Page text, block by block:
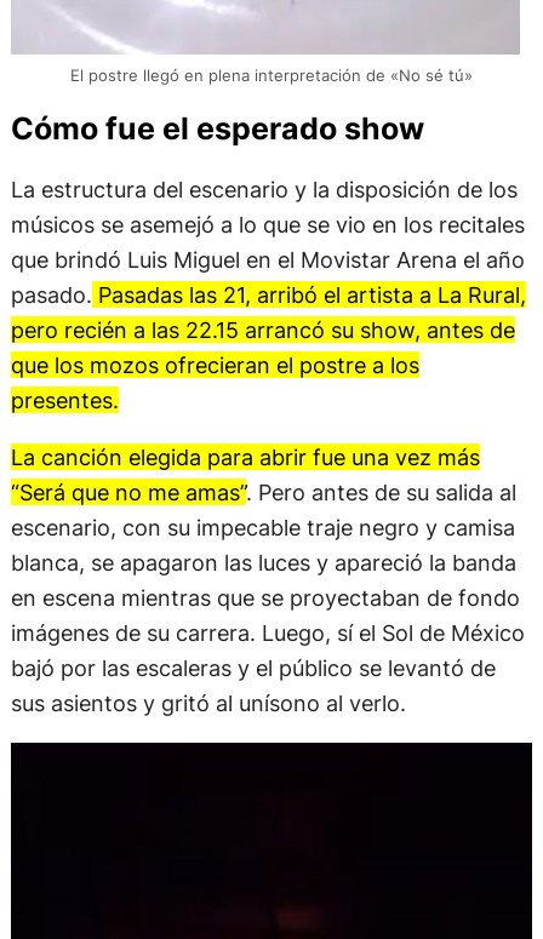
El postre llegó en plena interpretación de «No sé tú»
Cómo fue el esperado show
La estructura del escenario y la disposición de los
músicos se asemejó a lo que se vio en los recitales
que brindó Luis Miguel en el Movistar Arena el año
pasado. Pasadas las 21, arribó el artista a La Rural,
pero recién a las 22.15 arrancó su show, antes de
que los mozos ofrecieran el postre a los
presentes.
La canción elegida para abrir fue una vez más
“Será que no me amas”. Pero antes de su salida al
escenario, con su impecable traje negro y camisa
blanca, se apagaron las luces y apareció la banda
en escena mientras que se proyectaban de fondo
imágenes de su carrera. Luego, sí el Sol de México
bajó por las escaleras y el público se levantó de
sus asientos y gritó al unísono al verlo.